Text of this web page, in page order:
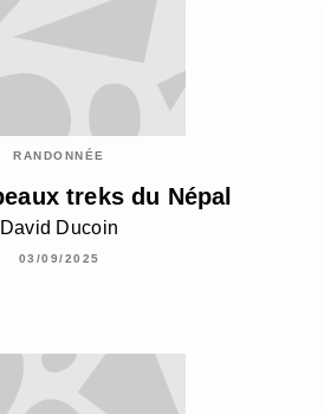
RANDONNÉE
treks du Népal
David Ducoin
03/09/2025